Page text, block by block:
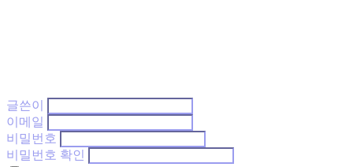
글쓴이
이메일
비밀번호
비밀번호 확인